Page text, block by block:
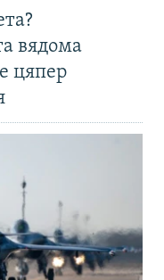
вядома
цяпер